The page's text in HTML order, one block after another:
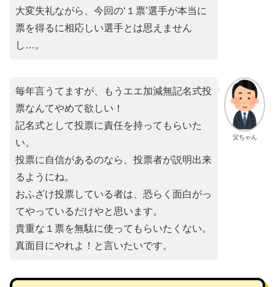
大変失礼ながら、今回の‘１票’選手が本当に
票を得るに相応しい選手とは思えません
し…。
父ちゃん
毎年言うてますが、もうエエ加減無記名式投
票なんてやめて欲しい！
記名式として投票に責任を持ってもらいた
い。
投票に自信があるのなら、投票者が説明出来
るようにね。
おふざけ投票している者は、恐らく面白がっ
てやっているだけやと思います。
貴重な１票を無駄に使ってもらいたくない。
真面目にやれよ！と言いたいです。